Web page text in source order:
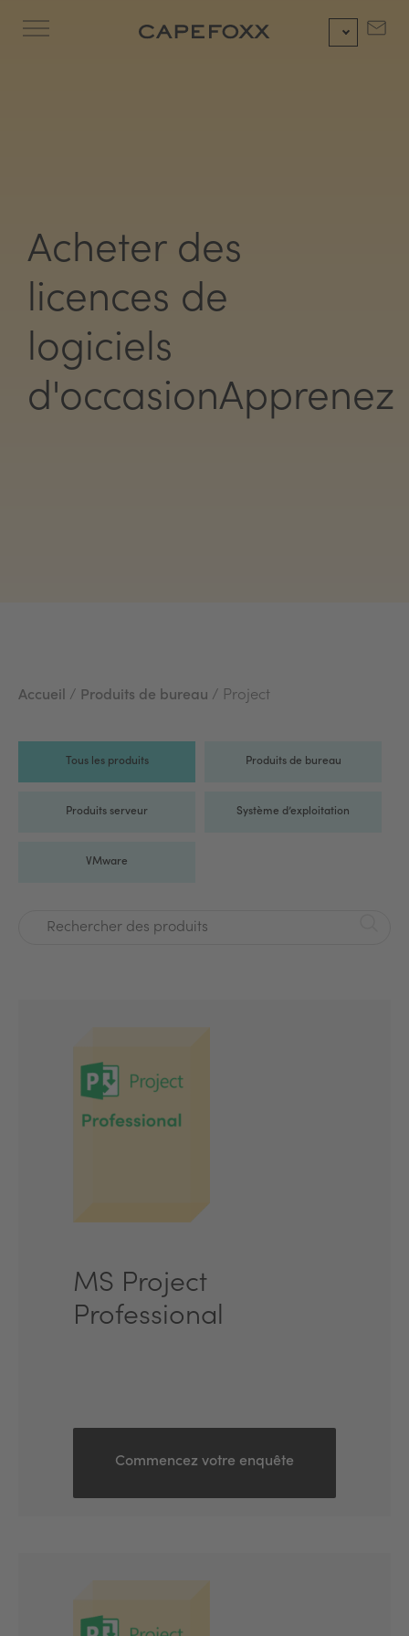
Acheter des
licences de
logiciels
d'occasionApprenez
Accueil / Produits de bureau / Project
Tous les produits Produits de bureau
Produits serveur Système d’exploitation
VMware
Rechercher des produits
MS Project
Professional
Commencez votre enquête